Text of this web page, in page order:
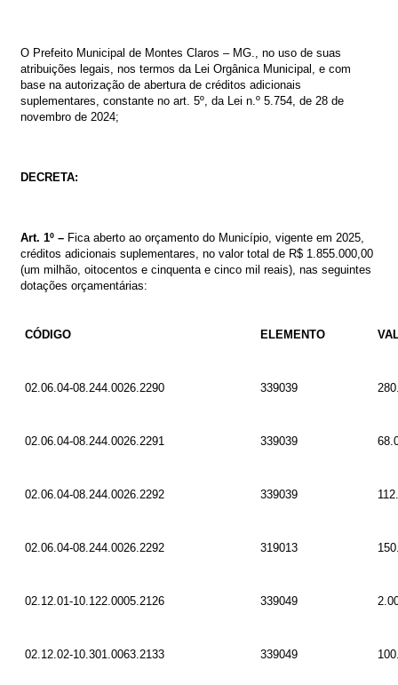
O Prefeito Municipal de Montes Claros – MG., no uso de suas
atribuições legais, nos termos da Lei Orgânica Municipal, e com
base na autorização de abertura de créditos adicionais
suplementares, constante no art. 5º, da Lei n.º 5 .754 de 28 de
novembro de 2024;
DECRETA:
Art. 1º – Fica aberto ao orçamento do Município, vigente em 2025,
créditos adicionais suplementares , no valor total de R$ 1.855.000,00
(um milhão, oitocentos e cinquenta e cinco mil reais) , nas seguintes
dotações orçamentárias:
CÓDIGO ELEMENTO
02.06.04-08.244.0026.2290 339039
02.06.04-08.244.0026.2291 339039
02.06.04-08.244.0026.2292 339039
02.06.04-08.244.0026.2292 319013
02.12.01-10.122.0005.2126 339049
02.12.02-10.301.0063.2133 339049